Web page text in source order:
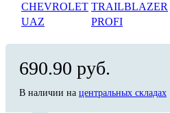
CHEVROLET TRAILBLAZER
UAZ
PROFI
690.90 руб.
В наличии на центральных складах